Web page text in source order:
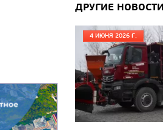
ДРУГИЕ НОВОСТИ
4 ИЮНЯ 2026 Г.